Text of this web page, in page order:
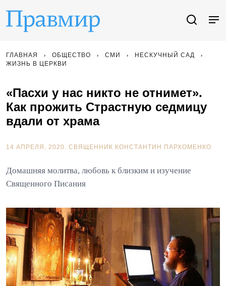
ГЛАВНАЯ ОБЩЕСТВО СМИ
НЕСКУЧНЫЙ САД
ЖИЗНЬ В ЦЕРКВИ
«Пасхи у нас никто не отнимет».
Как прожить Страстную седмицу
вдали от храма
14 АПРЕЛЯ, 2020. СВЯЩЕННИК КОНСТАНТИН ПАРХОМЕНКО
Домашняя молитва, любовь к близким и изучение
Священного Писания